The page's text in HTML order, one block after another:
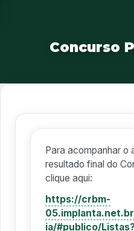
Concurso
Para acompanhar o
resultado final do
clique aqui:
https://crbm-
ia/#publico/